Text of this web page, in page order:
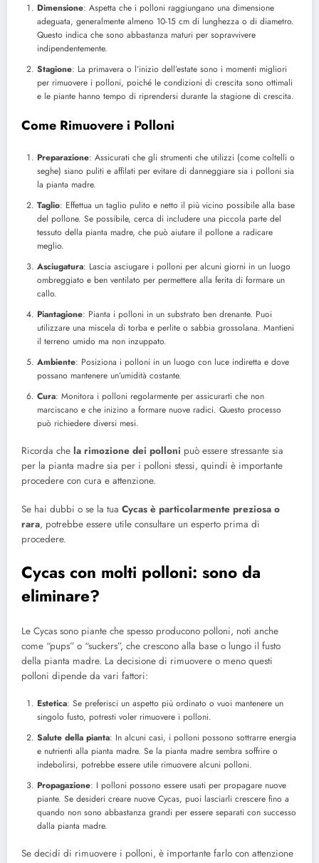
Dimensione: Aspetta che i polloni raggiungano una dimensione
adeguata, generalmente almeno 10-15 cm di lunghezza o di diametro.
Questo indica che sono abbastanza maturi per sopravvivere
indipendentemente.
Stagione: La primavera o l’inizio dell’estate sono i momenti migliori
per rimuovere i polloni, poiché le condizioni di crescita sono ottimali
e le piante hanno tempo di riprendersi durante la stagione di crescita.
Come Rimuovere i Polloni
Preparazione: Assicurati che gli strumenti che utilizzi (come coltelli o
seghe) siano puliti e affilati per evitare di danneggiare sia i polloni sia
la pianta madre.
Taglio: Effettua un taglio pulito e netto il più vicino possibile alla base
del pollone. Se possibile, cerca di includere una piccola parte del
tessuto della pianta madre, che può aiutare il pollone a radicare
meglio.
Asciugatura: Lascia asciugare i polloni per alcuni giorni in un luogo
ombreggiato e ben ventilato per permettere alla ferita di formare un
callo.
Piantagione: Pianta i polloni in un substrato ben drenante. Puoi
utilizzare una miscela di torba e perlite o sabbia grossolana. Mantieni
il terreno umido ma non inzuppato.
Ambiente: Posiziona i polloni in un luogo con luce indiretta e dove
possano mantenere un’umidità costante.
Cura: Monitora i polloni regolarmente per assicurarti che non
marciscano e che inizino a formare nuove radici. Questo processo
può richiedere diversi mesi.
Ricorda che la rimozione dei polloni può essere stressante sia
per la pianta madre sia per i polloni stessi, quindi è importante
procedere con cura e attenzione.
Se hai dubbi o se la tua Cycas è particolarmente preziosa o
rara, potrebbe essere utile consultare un esperto prima di
procedere.
Cycas con molti polloni: sono da
eliminare?
Le Cycas sono piante che spesso producono polloni, noti anche
come “pups” o “suckers”, che crescono alla base o lungo il fusto
della pianta madre. La decisione di rimuovere o meno questi
polloni dipende da vari fattori:
Estetica: Se preferisci un aspetto più ordinato o vuoi mantenere un
singolo fusto, potresti voler rimuovere i polloni.
Salute della pianta: In alcuni casi, i polloni possono sottrarre energia
e nutrienti alla pianta madre. Se la pianta madre sembra soffrire o
indebolirsi, potrebbe essere utile rimuovere alcuni polloni.
Propagazione: I polloni possono essere usati per propagare nuove
piante. Se desideri creare nuove Cycas, puoi lasciarli crescere fino a
quando non sono abbastanza grandi per essere separati con successo
dalla pianta madre.
Se decidi di rimuovere i polloni, è importante farlo con attenzione